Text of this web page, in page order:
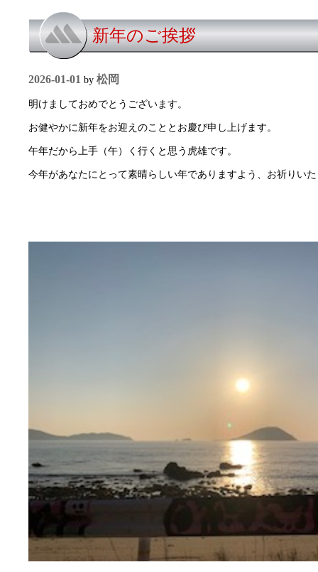
新年のご挨拶
2026-01-01 by 松岡
明けましておめでとうございます。
お健やかに新年をお迎えのこととお慶び申し上げます。
午年だから上手（午）く行くと思う虎雄です。
今年があなたにとって素晴らしい年でありますよう、お祈りい